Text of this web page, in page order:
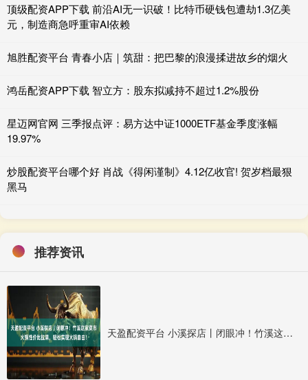
顶级配资APP下载 前沿AI无一识破！比特币硬钱包遭劫1.3亿美
元，制造商急呼重审AI依赖
旭胜配资平台 青春小店｜筑甜：把巴黎的浪漫揉进故乡的烟火
鸿岳配资APP下载 智立方：股东拟减持不超过1.2%股份
星迈网官网 三季报点评：易方达中证1000ETF基金季度涨幅
19.97%
炒股配资平台哪个好 肖战《得闲谨制》4.12亿收官! 贺岁档最狠
黑马
推荐资讯
天盈配资平台 小溪探店丨闭眼冲！竹溪这家菜市火锅性价比拉满，轻松实现火锅自由！